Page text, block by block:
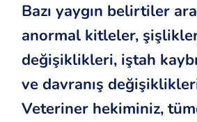
Bazı yaygın belirtiler
anormal kitleler,
değişiklikleri, iştah
ve davranış
Veteriner hekiminiz,